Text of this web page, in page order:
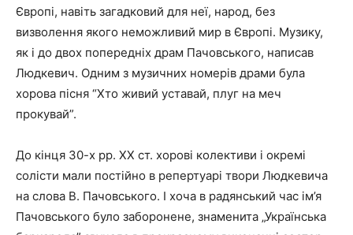
Європі, навіть загадковий для неї, народ, без
визволення якого неможливий мир в Європі. Музику,
як і до двох попередніх драм Пачовського, написав
Людкевич. Одним з музичних номерів драми була
хорова пісня “Хто живий уставай, плуг на меч
прокувай”.
До кінця 30-х рр. ХХ ст. хорові колективи і окремі
солісти мали постійно в репертуарі твори Людкевича
на слова В. Пачовського. І хоча в радянський час ім’я
Пачовського було заборонене, знаменита „Українська